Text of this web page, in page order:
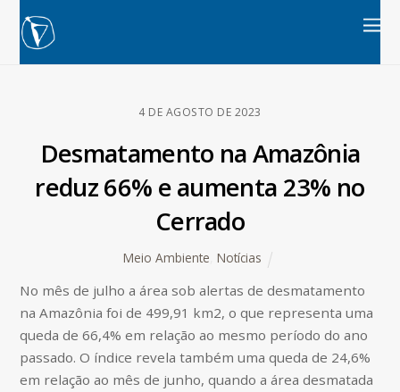
4 DE AGOSTO DE 2023
Desmatamento na Amazônia
reduz 66% e aumenta 23% no
Cerrado
Meio Ambiente ,Notícias
No mês de julho a área sob alertas de desmatamento
na Amazônia foi de 499,91 km2, o que representa uma
queda de 66,4% em relação ao mesmo período do ano
passado. O índice revela também uma queda de 24,6%
em relação ao mês de junho, quando a área desmatada